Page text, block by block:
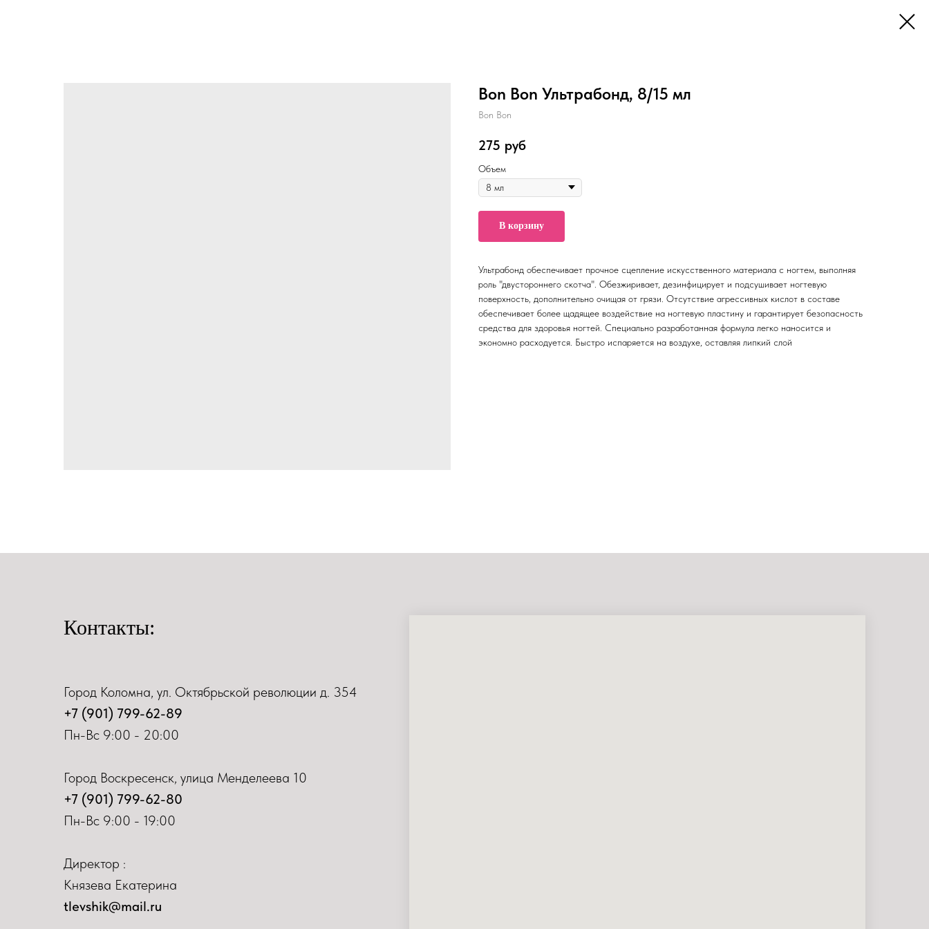
Bon Bon Ультрабонд, 8/15 мл
Bon Bon
275 руб
Объем
В корзину
Ультрабонд обеспечивает прочное сцепление искусственного материала с ногтем, выполняя
роль "двустороннего скотча". Обезжиривает, дезинфицирует и подсушивает ногтевую
поверхность, дополнительно очищая от грязи. Отсутствие агрессивных кислот в составе
обеспечивает более щадящее воздействие на ногтевую пластину и гарантирует безопасность
средства для здоровья ногтей. Специально разработанная формула легко наносится и
экономно расходуется. Быстро испаряется на воздухе, оставляя липкий слой
Контакты:
Город Коломна, ул. Октябрьской революции д. 354
+7 (901) 799-62-89
Пн-Вс 9:00 - 20:00
Город Воскресенск, улица Менделеева 10
+7 (901) 799-62-80
Пн-Вс 9:00 - 19:00
Директор :
Князева Екатерина
tlevshik@mail.ru